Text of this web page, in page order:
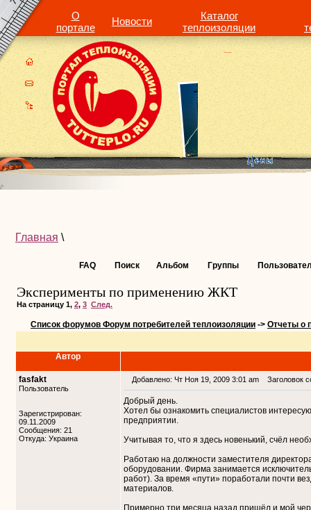
О
портале
Новости
Каталог
теплоизоляции
Главная \
FAQ Поиск Альбом Группы
Эксперименты по применению ЖКТ
На страницу 1, 2, 3 След.
Список форумов Форум потребителей теплоизоляции -> Отчеты о
Автор
fasfakt
Пользователь
Зарегистрирован:
09.11.2009
Сообщения: 21
Откуда: Украина
Добавлено: Чт Ноя 19, 2009 3:01 am Заголовок
Добрый день.
Хотел бы ознакомить специалистов
предприятии.
Учитывая то, что я здесь новенький, счёл
Работаю на должности заместителя
оборудовании. Фирма занимается
работ). За время «пути» поработали почти
материалов.
Примерно три месяца назад пришёл и мой